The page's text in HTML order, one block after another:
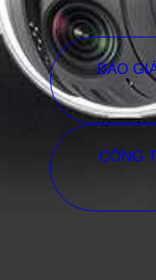
BÁO
CÔNG